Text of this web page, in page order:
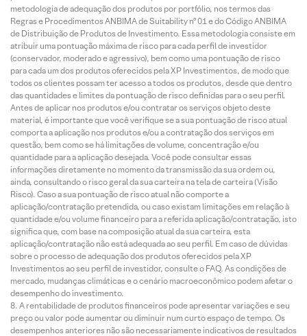
metodologia de adequação dos produtos por portfólio, nos termos das
Regras e Procedimentos ANBIMA de Suitability nº 01 e do Código ANBIMA
de Distribuição de Produtos de Investimento. Essa metodologia consiste em
atribuir uma pontuação máxima de risco para cada perfil de investidor
(conservador, moderado e agressivo), bem como uma pontuação de risco
para cada um dos produtos oferecidos pela XP Investimentos, de modo que
todos os clientes possam ter acesso a todos os produtos, desde que dentro
das quantidades e limites da pontuação de risco definidas para o seu perfil.
Antes de aplicar nos produtos e/ou contratar os serviços objeto deste
material, é importante que você verifique se a sua pontuação de risco atual
comporta a aplicação nos produtos e/ou a contratação dos serviços em
questão, bem como se há limitações de volume, concentração e/ou
quantidade para a aplicação desejada. Você pode consultar essas
informações diretamente no momento da transmissão da sua ordem ou,
ainda, consultando o risco geral da sua carteira na tela de carteira (Visão
Risco). Caso a sua pontuação de risco atual não comporte a
aplicação/contratação pretendida, ou caso existam limitações em relação à
quantidade e/ou volume financeiro para a referida aplicação/contratação, isto
significa que, com base na composição atual da sua carteira, esta
aplicação/contratação não está adequada ao seu perfil. Em caso de dúvidas
sobre o processo de adequação dos produtos oferecidos pela XP
Investimentos ao seu perfil de investidor, consulte o FAQ. As condições de
mercado, mudanças climáticas e o cenário macroeconômico podem afetar o
desempenho do investimento.
A rentabilidade de produtos financeiros pode apresentar variações e seu
preço ou valor pode aumentar ou diminuir num curto espaço de tempo. Os
desempenhos anteriores não são necessariamente indicativos de resultados